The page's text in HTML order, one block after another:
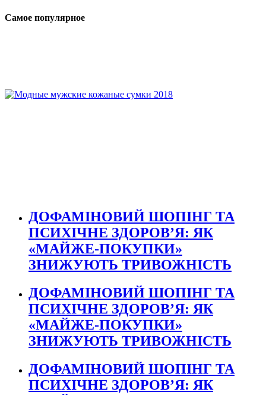
Самое популярное
ДОФАМІНОВИЙ ШОПІНГ ТА
ПСИХІЧНЕ ЗДОРОВ’Я: ЯК
«МАЙЖЕ-ПОКУПКИ»
ЗНИЖУЮТЬ ТРИВОЖНІСТЬ
ДОФАМІНОВИЙ ШОПІНГ ТА
ПСИХІЧНЕ ЗДОРОВ’Я: ЯК
«МАЙЖЕ-ПОКУПКИ»
ЗНИЖУЮТЬ ТРИВОЖНІСТЬ
ДОФАМІНОВИЙ ШОПІНГ ТА
ПСИХІЧНЕ ЗДОРОВ’Я: ЯК